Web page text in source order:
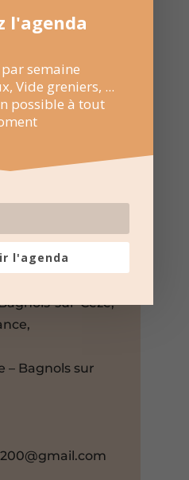
– Bagnols-
sur-Cèze,
– Bagnols sur
l'agenda
semaine
Vide greniers, ...
possible à tout
l'agenda